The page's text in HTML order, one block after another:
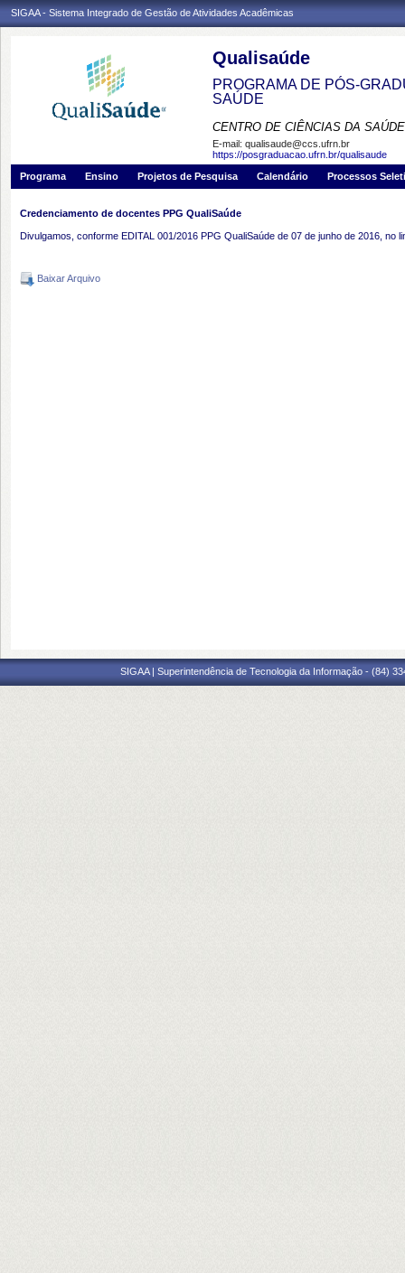
SIGAA - Sistema Integrado de Gestão de Atividades Acadêmicas
Qualisaúde
PROGRAMA DE PÓS-
SAÚDE
CENTRO DE CIÊNCIAS DA SAÚDE
E-mail: qualisaude@ccs.ufrn.br
https://posgraduacao.ufrn.br/qualisaude
Programa
Ensino Projetos de Pesquisa Calendário Processos
Credenciamento de docentes PPG QualiSaúde
Divulgamos, conforme EDITAL 001/2016 PPG QualiSaúde de 07 de junho de 2016,
Baixar Arquivo
SIGAA | Superintendência de Tecnologia da Informação - (84)